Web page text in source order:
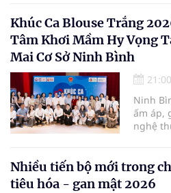
thương
máu
tuần
phẫu
Khúc Ca Blouse Trắng
Tâm Khơi Mầm Hy Vọng
Mai Cơ Sở Ninh Bình
21:00
Ninh
ấm áp,
nghệ
điểm
viện
Nhiều tiến bộ mới trong
tiêu hóa - gan mật 2026